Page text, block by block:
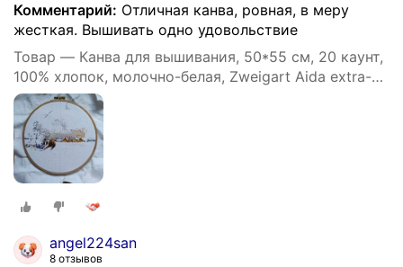
Комментарий: Отличная канва, ровная, в меру
жесткая. Вышивать одно удовольствие
Товар — Канва для вышивания, 50*55 см, 20 каунт,
100% хлопок, молочно-белая, Zweigart Aida extra-
fine
angel224san
8 отзывов